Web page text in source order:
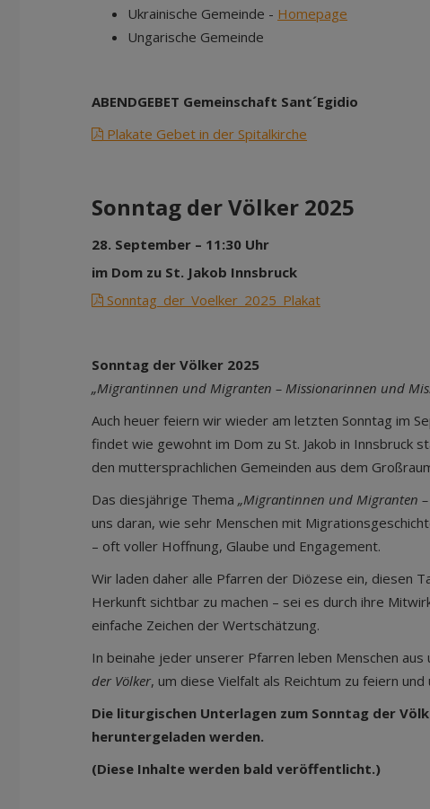
Ukrainische Gemeinde - Homepage
Ungarische Gemeinde
ABENDGEBET Gemeinschaft Sant´Egidio
Plakate Gebet in der Spitalkirche
Sonntag der Völker 2025
28. September – 11:30 Uhr
im Dom zu St. Jakob Innsbruck
Sonntag_der_Voelker_2025_Plakat
Sonntag der Völker 2025
„Migrantinnen und Migranten – Missionarinnen und
Auch heuer feiern wir wieder am letzten Sonntag im
findet wie gewohnt im Dom zu St. Jakob in Innsbruck
den muttersprachlichen Gemeinden aus dem
Das diesjährige Thema „Migrantinnen und Migranten
uns daran, wie sehr Menschen mit
– oft voller Hoffnung, Glaube und Engagement.
Wir laden daher alle Pfarren der Diözese ein, diesen
Herkunft sichtbar zu machen – sei es durch ihre
einfache Zeichen der Wertschätzung.
In beinahe jeder unserer Pfarren leben Menschen
der Völker, um diese Vielfalt als Reichtum zu feiern
Die liturgischen Unterlagen zum Sonntag der
heruntergeladen werden.
(Diese Inhalte werden bald veröffentlicht.)